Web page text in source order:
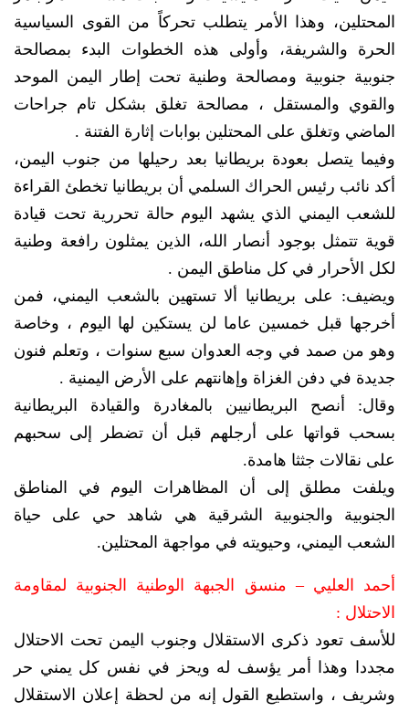
المحتلين، وهذا الأمر يتطلب تحركاً من القوى السياسية
الحرة والشريفة، وأولى هذه الخطوات البدء بمصالحة
جنوبية جنوبية ومصالحة وطنية تحت إطار اليمن الموحد
والقوي والمستقل ، مصالحة تغلق بشكل تام جراحات
الماضي وتغلق على المحتلين بوابات إثارة الفتنة .
وفيما يتصل بعودة بريطانيا بعد رحيلها من جنوب اليمن،
أكد نائب رئيس الحراك السلمي أن بريطانيا تخطئ القراءة
للشعب اليمني الذي يشهد اليوم حالة تحررية تحت قيادة
قوية تتمثل بوجود أنصار الله، الذين يمثلون رافعة وطنية
لكل الأحرار في كل مناطق اليمن .
ويضيف: على بريطانيا ألا تستهين بالشعب اليمني، فمن
أخرجها قبل خمسين عاما لن يستكين لها اليوم ، وخاصة
وهو من صمد في وجه العدوان سبع سنوات ، وتعلم فنون
جديدة في دفن الغزاة وإهانتهم على الأرض اليمنية .
وقال: أنصح البريطانيين بالمغادرة والقيادة البريطانية
بسحب قواتها على أرجلهم قبل أن تضطر إلى سحبهم
على نقالات جثثا هامدة.
ويلفت مطلق إلى أن المظاهرات اليوم في المناطق
الجنوبية والجنوبية الشرقية هي شاهد حي على حياة
الشعب اليمني، وحيويته في مواجهة المحتلين.
أحمد العليي – منسق الجبهة الوطنية الجنوبية لمقاومة
الاحتلال :
للأسف تعود ذكرى الاستقلال وجنوب اليمن تحت الاحتلال
مجددا وهذا أمر يؤسف له ويحز في نفس كل يمني حر
وشريف ، واستطيع القول إنه من لحظة إعلان الاستقلال